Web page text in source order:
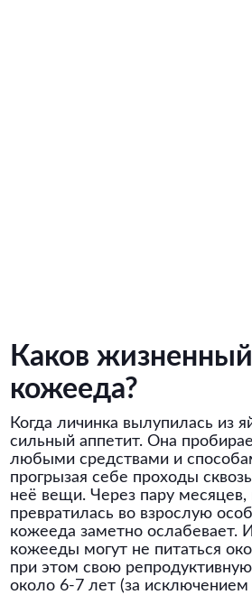
Каков
кожееда?
Когда личинка вылупилась из
сильный аппетит. Она
любыми средствами и
прогрызая себе проходы
неё вещи. Через пару месяцев,
превратилась во взрослую
кожееда заметно ослабевает.
кожееды могут не питаться
при этом свою
около 6-7 лет (за